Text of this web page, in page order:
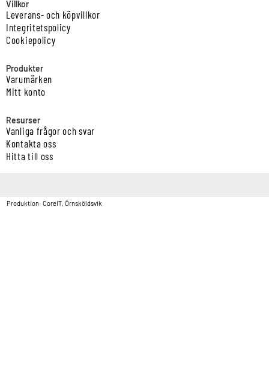
Villkor
Leverans- och köpvillkor
Integritetspolicy
Cookiepolicy
Produkter
Varumärken
Mitt konto
Resurser
Vanliga frågor och svar
Kontakta oss
Hitta till oss
Produktion: CoreIT, Örnsköldsvik